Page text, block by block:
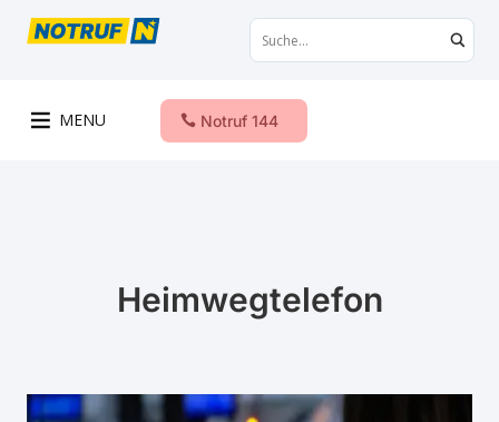
MENU Notruf 144
Heimwegtelefon